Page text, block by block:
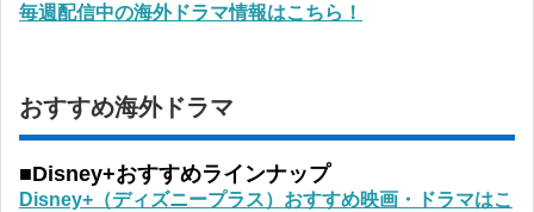
毎週配信中の海外ドラマ情報はこちら！
おすすめ海外ドラマ
■Disney+おすすめラインナップ
Disney+（ディズニープラス）おすすめ映画・ドラマはこ